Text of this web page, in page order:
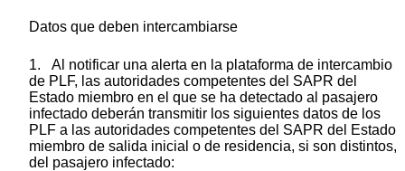
Datos que deben intercambiarse
1. Al notificar una alerta en la plataforma de intercambio
de PLF, las autoridades competentes del SAPR del
Estado miembro en el que se ha detectado al pasajero
infectado deberán transmitir los siguientes datos de los
PLF a las autoridades competentes del SAPR del Estado
miembro de salida inicial o de residencia, si son distintos,
del pasajero infectado: